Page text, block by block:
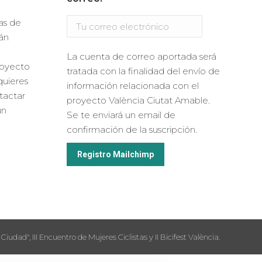
de
La cuenta de correo aportada será
tratada con la finalidad del envío de
información relacionada con el
proyecto València Ciutat Amable.
Se te enviará un email de
confirmación de la suscripción.
III Encuentro de Mujeres Ciclistas y II Bicifest València.